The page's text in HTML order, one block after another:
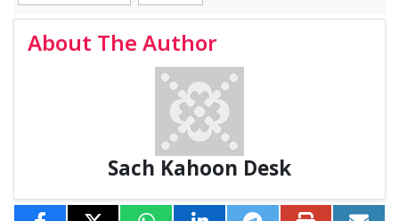
About The Author
Sach Kahoon Desk